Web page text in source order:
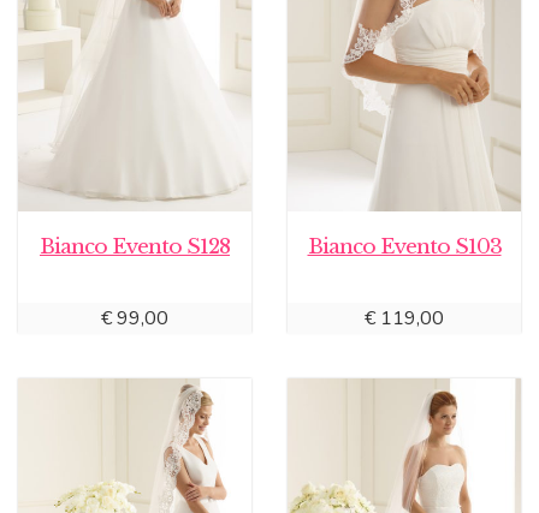
Bianco Evento S128
€99,00
Bianco Evento S103
€119,00